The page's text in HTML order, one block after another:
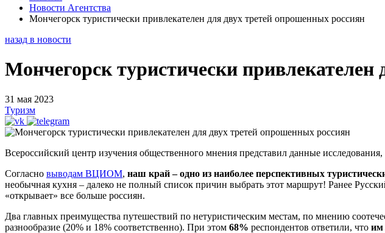
Новости Агентства
Мончегорск туристически привлекателен для двух третей опрошенных россиян
назад в новости
Мончегорск туристически
31 мая 2023
Туризм
Всероссийский центр изучения общественного мнения представил данные
Согласно выводам ВЦИОМ, наш край – одно из наиболее перспективных
необычная кухня – далеко не полный список причин выбрать этот маршрут! Ранее
«открывает» все больше россиян.
Два главных преимущества путешествий по нетуристическим местам, по мнению
разнообразие (20% и 18% соответственно). При этом 68% респондентов ответили, что им